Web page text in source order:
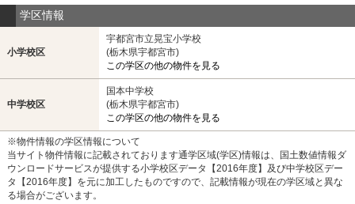
学区情報
小学校区
宇都宮市立晃宝小学校
(栃木県宇都宮市)
この学区の他の物件を見る
中学校区
国本中学校
(栃木県宇都宮市)
この学区の他の物件を見る
※物件情報の学区情報について
当サイト物件情報に記載されております通学区域(学区)情報は、国土数値情報ダ
ウンロードサービスが提供する小学校区データ【2016年度】及び中学校区デー
タ【2016年度】を元に加工したものですので、記載情報が現在の学区域と異な
る場合がございます。